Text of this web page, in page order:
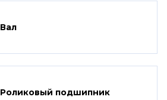
Вал
Роликовый подшипник